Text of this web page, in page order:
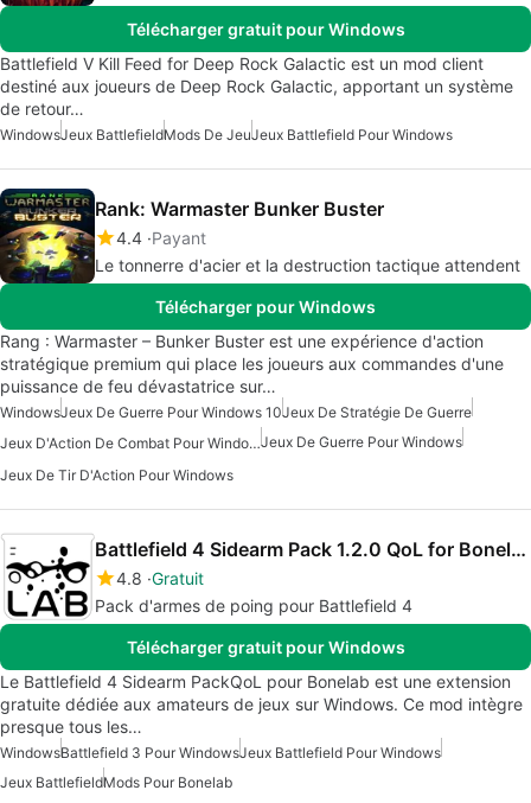
Télécharger gratuit pour Windows
Battlefield V Kill Feed for Deep Rock Galactic est un mod client
destiné aux joueurs de Deep Rock Galactic, apportant un système
de retour…
WindowsJeux BattlefieldMods De JeuJeux Battlefield Pour Windows
Rank: Warmaster Bunker Buster
4.4 Payant
Le tonnerre d'acier et la destruction tactique attendent
Télécharger pour Windows
Rang : Warmaster – Bunker Buster est une expérience d'action
stratégique premium qui place les joueurs aux commandes d'une
puissance de feu dévastatrice sur…
WindowsJeux De Guerre Pour Windows 10Jeux De Stratégie De Guerre
Jeux D'Action De Combat Pour WindowsJeux De Guerre Pour Windows
Jeux De Tir D'Action Pour Windows
Battlefield 4 Sidearm Pack 1.2.0 QoL for Bonelab
4.8 Gratuit
Pack d'armes de poing pour Battlefield 4
Télécharger gratuit pour Windows
Le Battlefield 4 Sidearm PackQoL pour Bonelab est une extension
gratuite dédiée aux amateurs de jeux sur Windows. Ce mod intègre
presque tous les…
WindowsBattlefield 3 Pour WindowsJeux Battlefield Pour Windows
Jeux BattlefieldMods Pour Bonelab